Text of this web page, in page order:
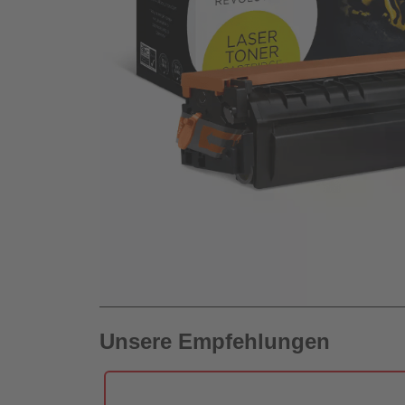
Unsere Empfehlungen